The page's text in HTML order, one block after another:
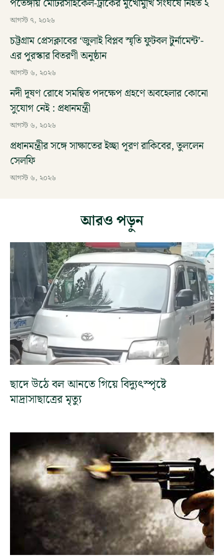
পতেঙ্গায় মোটরসাইকেল-ট্রাকের মুখোমুখি সংঘর্ষে নিহত ২
আগস্ট ৭, ২০২৬
চট্টগ্রাম প্রেসক্লাবের ‘জুলাই বিপ্লব স্মৃতি ফুটবল টুর্নামেন্ট’-
এর পুরস্কার বিতরণী অনুষ্ঠান
আগস্ট ৬, ২০২৬
নদী দূষণ রোধে সমন্বিত পদক্ষেপ গ্রহণে অবহেলার কোনো
সুযোগ নেই : প্রধানমন্ত্রী
আগস্ট ৬, ২০২৬
প্রধানমন্ত্রীর সঙ্গে সাক্ষাতের ইচ্ছা পূরণ রাকিবের, তুললেন
সেলফি
আগস্ট ৬, ২০২৬
আরও পড়ুন
ছাদে উঠে বল আনতে গিয়ে বিদ্যুৎস্পৃষ্টে
মাদ্রাসাছাত্রের মৃত্যু